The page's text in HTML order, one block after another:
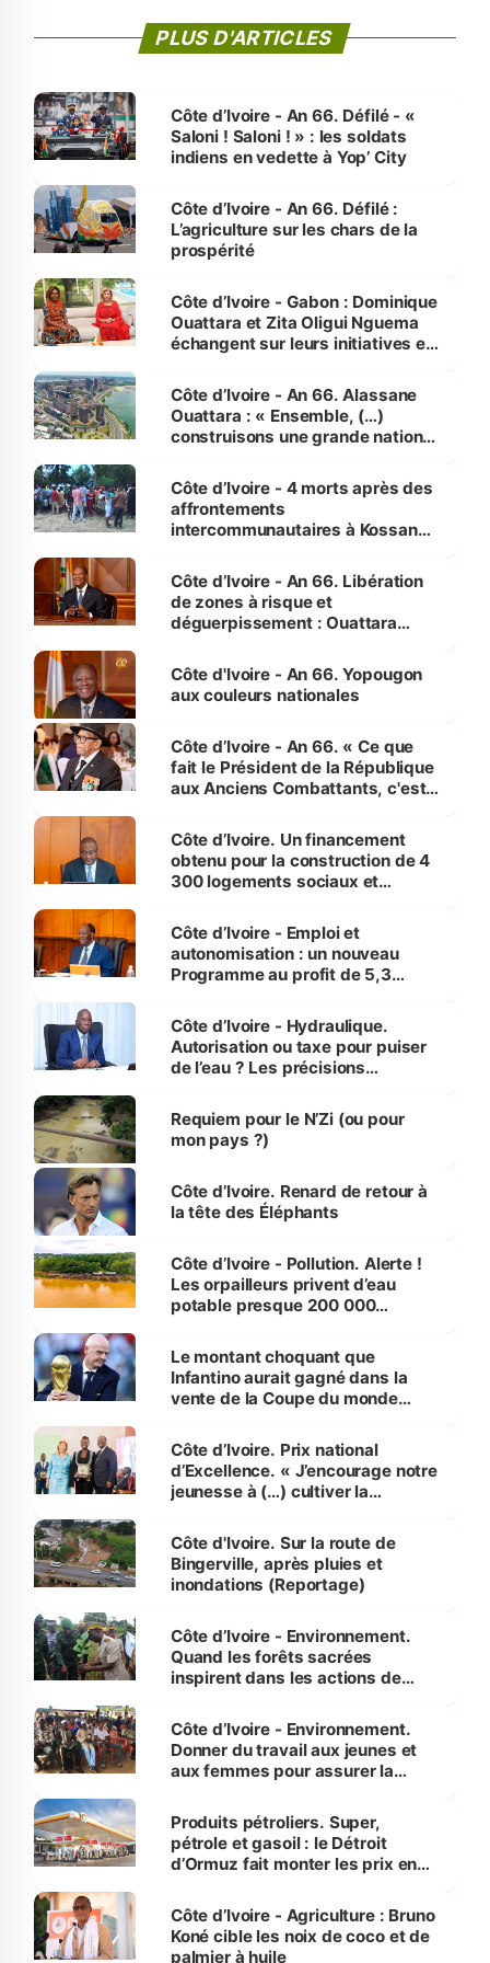
PLUS D'ARTICLES
Côte d’Ivoire - An 66. Défilé - «
Saloni ! Saloni ! » : les soldats
indiens en vedette à Yop’ City
Côte d’Ivoire - An 66. Défilé :
L’agriculture sur les chars de la
prospérité
Côte d’Ivoire - Gabon : Dominique
Ouattara et Zita Oligui Nguema
échangent sur leurs initiatives en
enfants
Côte d’Ivoire - An 66. Alassane
Ouattara : « Ensemble, (…)
construisons une grande nation
générations futures »
Côte d’Ivoire - 4 morts après des
affrontements
intercommunautaires à Kossandji
milieu des sinistrés
Côte d’Ivoire - An 66. Libération
de zones à risque et
déguerpissement : Ouattara
l'Etat de droit pour préserver les
vies humaines »
Côte d'Ivoire - An 66. Yopougon
aux couleurs nationales
Côte d’Ivoire - An 66. « Ce que
fait le Président de la République
aux Anciens Combattants, c'est
Côte d’Ivoire. Un financement
obtenu pour la construction de 4
300 logements sociaux et
et Yamoussoukro
Côte d’Ivoire - Emploi et
autonomisation : un nouveau
Programme au profit de 5,3
Côte d’Ivoire - Hydraulique.
Autorisation ou taxe pour puiser
de l’eau ? Les précisions
Requiem pour le N’Zi (ou pour
mon pays ?)
Côte d’Ivoire. Renard de retour à
la tête des Éléphants
Côte d’Ivoire - Pollution. Alerte !
Les orpailleurs privent d’eau
potable presque 200 000
Le montant choquant que
Infantino aurait gagné dans la
vente de la Coupe du monde
Côte d’Ivoire. Prix national
d’Excellence. « J’encourage notre
jeunesse à (…) cultiver la
(Alassane Ouattara
Côte d'Ivoire. Sur la route de
Bingerville, après pluies et
inondations (Reportage)
Côte d’Ivoire - Environnement.
Quand les forêts sacrées
inspirent dans les actions de
Côte d’Ivoire - Environnement.
Donner du travail aux jeunes et
aux femmes pour assurer la
menacées
Produits pétroliers. Super,
pétrole et gasoil : le Détroit
d’Ormuz fait monter les prix en
Côte d’Ivoire - Agriculture : Bruno
Koné cible les noix de coco et de
palmier à huile